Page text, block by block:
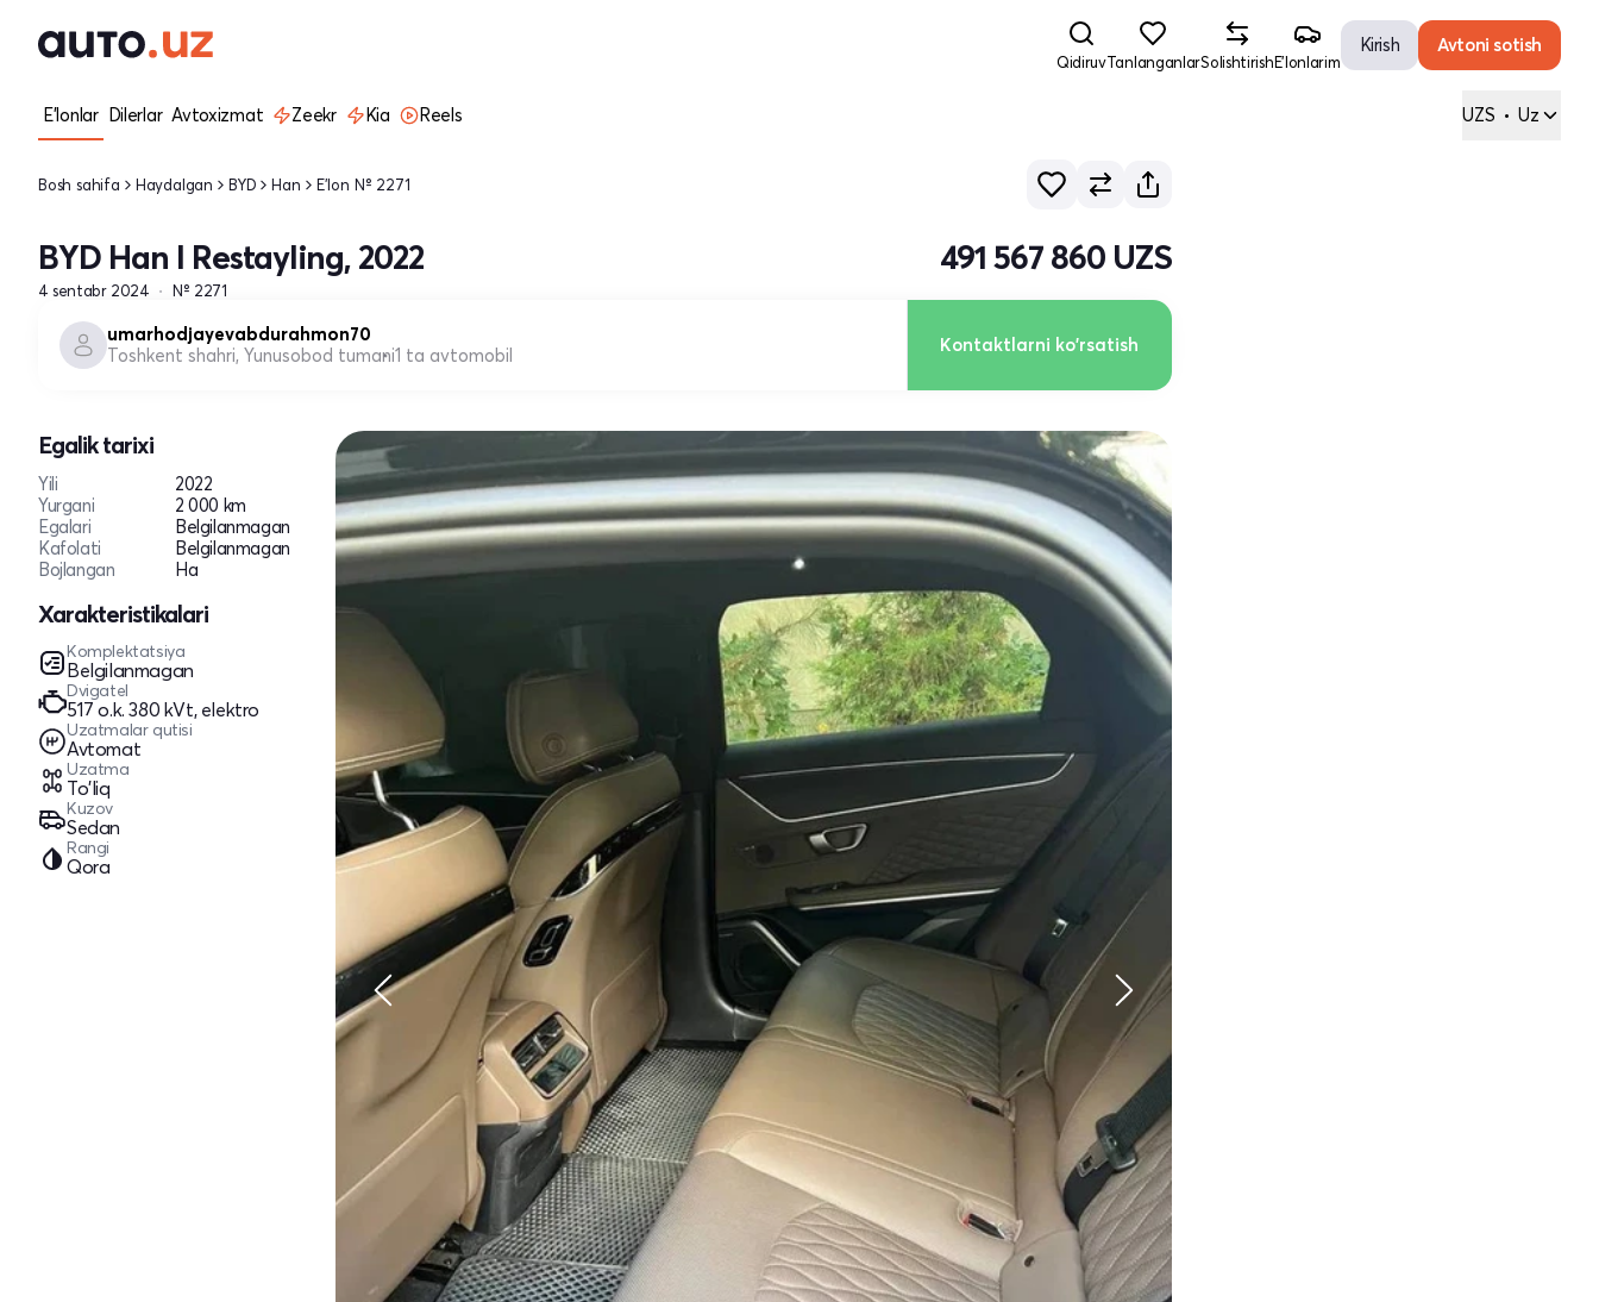
QidiruvTanlanganlarSolishtirishE'lonlarim
Kirish Avtoni sotish
E'lonlar Dilerlar Avtoxizmat Zeekr Kia Reels UZS • Uz
Bosh sahifa Haydalgan BYD Han E'lon № 2271
BYD Han I Restayling, 2022
4 sentabr 2024 № 2271
491 567 860 UZS
umarhodjayevabdurahmon70
Toshkent shahri, Yunusobod tumani1 ta avtomobil Kontaktlarni ko'rsatish
Egalik tarixi
Yili
2022
Yurgani
2 000 km
Egalari
Belgilanmagan
Kafolati
Belgilanmagan
Bojlangan
Ha
Xarakteristikalari
Komplektatsiya
Belgilanmagan
Dvigatel
517 o.k. 380 kVt, elektro
Uzatmalar qutisi
Avtomat
Uzatma
To'liq
Kuzov
Sedan
Rangi
Qora